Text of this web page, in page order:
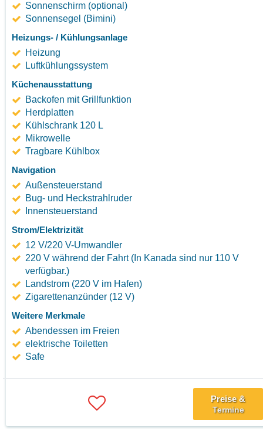
Sonnenschirm (optional)
Sonnensegel (Bimini)
Heizungs- / Kühlungsanlage
Heizung
Luftkühlungssystem
Küchenausstattung
Backofen mit Grillfunktion
Herdplatten
Kühlschrank 120 L
Mikrowelle
Tragbare Kühlbox
Navigation
Außensteuerstand
Bug- und Heckstrahlruder
Innensteuerstand
Strom/Elektrizität
12 V/220 V-Umwandler
220 V während der Fahrt (In Kanada sind nur 110 V
verfügbar.)
Landstrom (220 V im Hafen)
Zigarettenanzünder (12 V)
Weitere Merkmale
Abendessen im Freien
elektrische Toiletten
Safe
Preise &
Termine